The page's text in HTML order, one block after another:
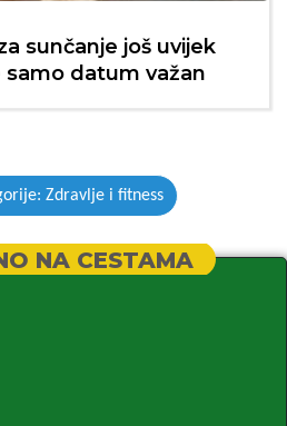
sunčanje još uvijek
samo datum važan
Zdravlje i fitness
NA CESTAMA